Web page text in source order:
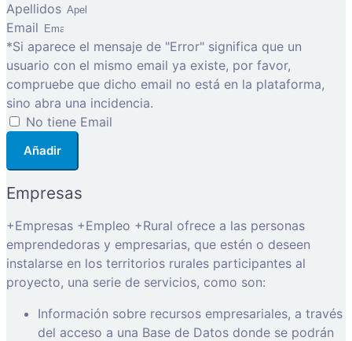
Apellidos
Email
*Si aparece el mensaje de "Error" significa que un
usuario con el mismo email ya existe, por favor,
compruebe que dicho email no está en la plataforma,
sino abra una incidencia.
No tiene Email
Añadir
Empresas
+Empresas +Empleo +Rural ofrece a las personas
emprendedoras y empresarias, que estén o deseen
instalarse en los territorios rurales participantes al
proyecto, una serie de servicios, como son:
Información sobre recursos empresariales, a través
del acceso a una Base de Datos donde se podrán